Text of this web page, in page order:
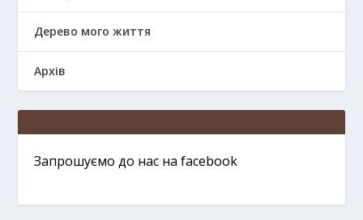
Дерево мого життя
Архів
Запрошуємо до нас на facebook